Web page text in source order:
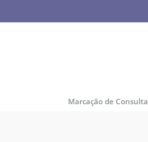
to
Marcação de Consulta